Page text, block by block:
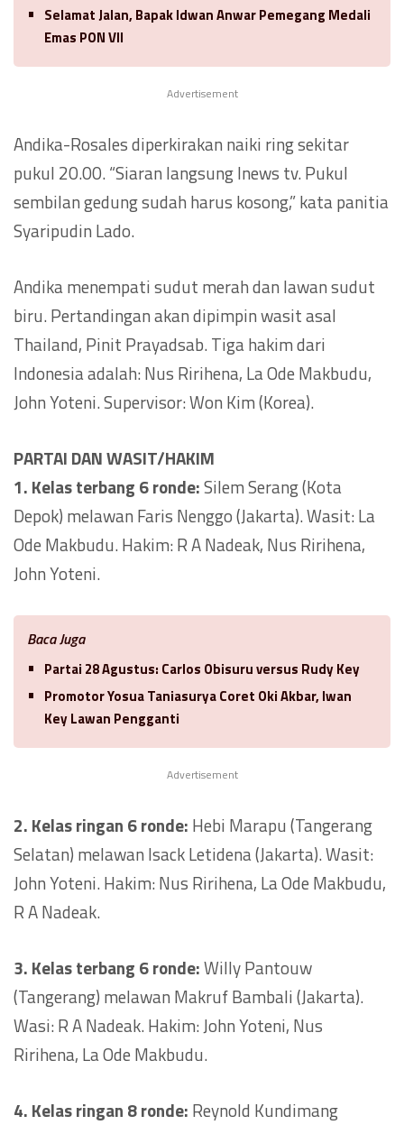
Selamat Jalan, Bapak Idwan Anwar Pemegang Medali
Emas PON VII
Advertisement
Andika-Rosales diperkirakan naiki ring sekitar
pukul 20.00. “Siaran langsung Inews tv. Pukul
sembilan gedung sudah harus kosong,” kata panitia
Syaripudin Lado.
Andika menempati sudut merah dan lawan sudut
biru. Pertandingan akan dipimpin wasit asal
Thailand, Pinit Prayadsab. Tiga hakim dari
Indonesia adalah: Nus Ririhena, La Ode Makbudu,
John Yoteni. Supervisor: Won Kim (Korea).
PARTAI DAN WASIT/HAKIM
1. Kelas terbang 6 ronde:Silem Serang (Kota
Depok) melawan Faris Nenggo (Jakarta). Wasit: La
Ode Makbudu. Hakim: R A Nadeak, Nus Ririhena,
John Yoteni.
Baca Juga
Partai 28 Agustus: Carlos Obisuru versus Rudy Key
Promotor Yosua Taniasurya Coret Oki Akbar, Iwan
Key Lawan Pengganti
Advertisement
2. Kelas ringan 6 ronde: Hebi Marapu (Tangerang
Selatan) melawan Isack Letidena (Jakarta). Wasit:
John Yoteni. Hakim: Nus Ririhena, La Ode Makbudu,
R A Nadeak.
3. Kelas terbang 6 ronde:Willy Pantouw
(Tangerang) melawan Makruf Bambali (Jakarta).
Wasi: R A Nadeak. Hakim: John Yoteni, Nus
Ririhena, La Ode Makbudu.
4. Kelas ringan 8 ronde: Reynold Kundimang